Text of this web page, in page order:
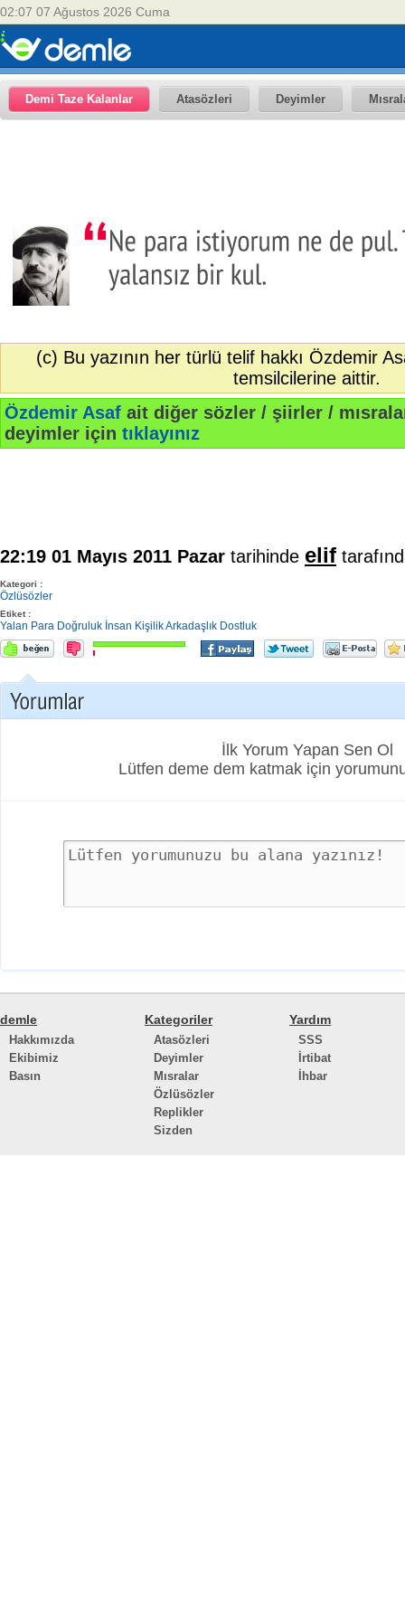
02:07 07 Ağustos 2026 Cuma
Demi Taze Kalanlar Atasözleri Deyimler
(c) Bu yazının her türlü telif hakkı Özdemir
temsilcilerine aittir.
Özdemir Asaf ait diğer sözler / şiirler /
deyimler için tıklayınız
22:19 01 Mayıs 2011 Pazar tarihinde elif
Kategori :
Özlüsözler
Etiket :
Yalan Para Doğruluk İnsan KişilikArkadaşlık Dostluk
İlk Yorum Yapan Sen Ol
Lütfen deme dem katmak için
demle
Hakkımızda
Ekibimiz
Basın
Kategoriler
Atasözleri
Deyimler
Mısralar
Özlüsözler
Replikler
Sizden
Yardım
SSS
İrtibat
İhbar